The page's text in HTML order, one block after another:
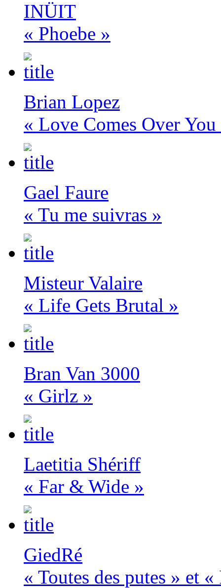
INÜIT
« Phoebe »
Brian Lopez
« Love Comes Over You
Gael Faure
« Tu me suivras »
Misteur Valaire
« Life Gets Brutal »
Bran Van 3000
« Girlz »
Laetitia Shériff
« Far & Wide »
GiedRé
« Toutes des putes » et